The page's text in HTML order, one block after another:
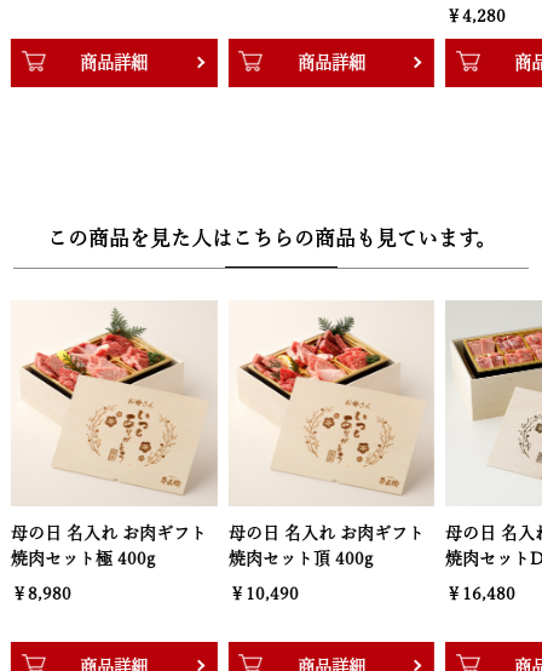
商品詳細 商品詳細
￥6,280
商
この商品を見た人はこちらの商品も見ています。
母の日 名入れ お肉ギフト
焼肉セット頂 400g
￥10,490
商品詳細
母の日 名入れ お肉ギフト
焼肉セットDX 800g
￥16,480
商品詳細
母の日 名入
肩ロースす
￥4,980
商